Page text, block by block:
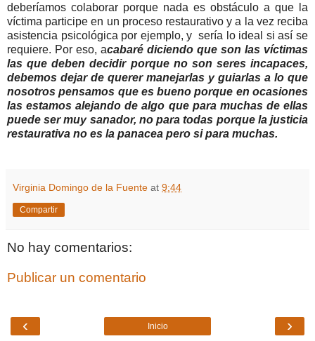
deberíamos colaborar porque nada es obstáculo a que la
víctima participe en un proceso restaurativo y a la vez reciba
asistencia psicológica por ejemplo, y sería lo ideal si así se
requiere. Por eso, acabaré diciendo que son las víctimas
las que deben decidir porque no son seres incapaces,
debemos dejar de querer manejarlas y guiarlas a lo que
nosotros pensamos que es bueno porque en ocasiones
las estamos alejando de algo que para muchas de ellas
puede ser muy sanador, no para todas porque la justicia
restaurativa no es la panacea pero si para muchas.
Virginia Domingo de la Fuente at 9:44
Compartir
No hay comentarios:
Publicar un comentario
‹ ›
Inicio